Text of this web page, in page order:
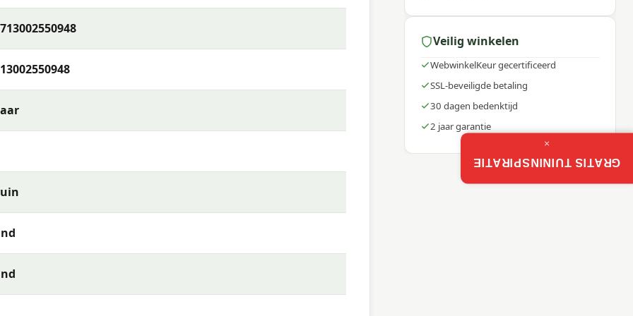
bij slecht weer droog op.
ons op. Ons team helpt je graag met passend advies voor
Veilig winkelen
WebwinkelKeur gecertificeerd
SSL-beveiligde betaling
30 dagen bedenktijd
2 jaar garantie
GRATIS TUININSPIRATIE
×